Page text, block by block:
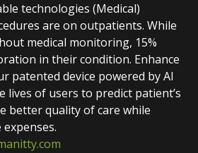
technologies (Medical)
are on outpatients. While
medical monitoring, 15%
in their condition. Enhance
patented device powered by AI
lives of users to predict patient’s
better quality of care while